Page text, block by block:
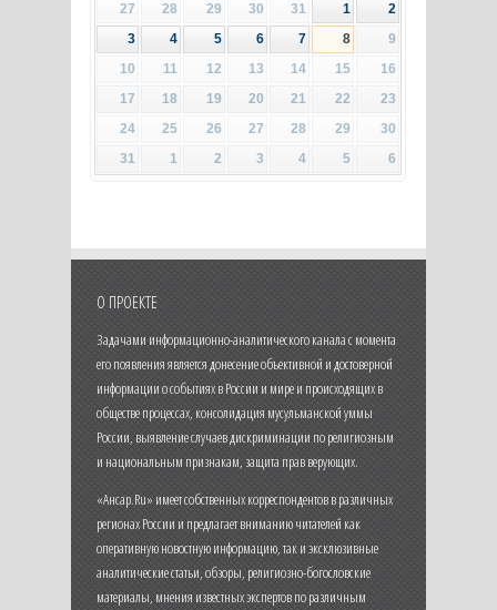
27 28 29 30 31 1
2
3
4 5 6 7 8
9
10
11 12 13 14 15
16
17
18 19 20 21 22
23
24
25 26 27 28 29
30
31
1 2 3 4 5 6
О ПРОЕКТЕ
Задачами информационно-аналитического канала с момента
его появления является донесение объективной и достоверной
информации о событиях в России и мире и происходящих в
обществе процессах, консолидация мусульманской уммы
России, выявление случаев дискриминации по религиозным
и национальным признакам, защита прав верующих.
«Ансар.Ru» имеет собственных корреспондентов в различных
регионах России и предлагает вниманию читателей как
оперативную новостную информацию, так и эксклюзивные
аналитические статьи, обзоры, религиозно-богословские
материалы, мнения известных экспертов по различным